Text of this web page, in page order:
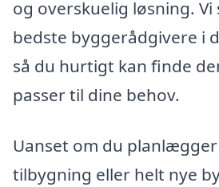
og overskuelig løsning. Vi
bedste byggerådgivere i
så du hurtigt kan finde
passer til dine behov.
Uanset om du
tilbygning eller helt nye